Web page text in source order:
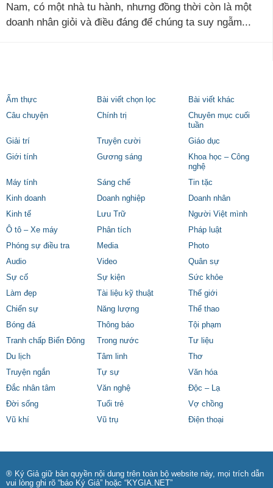
Nam, có một nhà tu hành, nhưng đồng thời còn là một
doanh nhân giỏi và điều đáng để chúng ta suy ngẫm...
Ẩm thực Bài viết chọn lọc
Bài viết khác
Câu chuyện
Chính trị
Chuyên mục cuối
tuần
Giải trí
Truyện cười
Giáo dục
Giới tính
Gương sáng
Khoa học – Công
nghệ
Máy tính
Sáng chế
Tin tặc
Kinh doanh
Doanh nghiệp
Doanh nhân
Kinh tế
Lưu Trữ
Người Việt mình
Ô tô – Xe máy
Phân tích
Pháp luật
Phóng sự điều tra
Media
Photo
Audio
Video
Quân sự
Sự cố
Sự kiện
Sức khỏe
Làm đẹp
Tài liệu kỹ thuật
Thế giới
Chiến sự
Năng lượng
Thể thao
Bóng đá
Thông báo
Tội phạm
Tranh chấp Biển Đông
Trong nước
Tư liệu
Du lịch
Tâm linh
Thơ
Truyện ngắn
Tự sự
Văn hóa
Đắc nhân tâm
Văn nghệ
Độc – Lạ
Đời sống
Tuổi trẻ
Vợ chồng
Vũ khí
Vũ trụ Điện thoại
® Ký Giả giữ bản quyền nội dung trên toàn bộ website này, mọi trích dẫn
vui lòng ghi rõ “báo Ký Giả” hoặc “KYGIA.NET”